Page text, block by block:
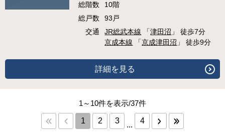
総階数
10階
総戸数
93戸
交通
JR総武本線 「津田沼 」 徒歩7分
京成本線 「京成津田沼 」 徒歩9分
詳細を見る
1～10件を表示/37件
1 2 3 ... 4